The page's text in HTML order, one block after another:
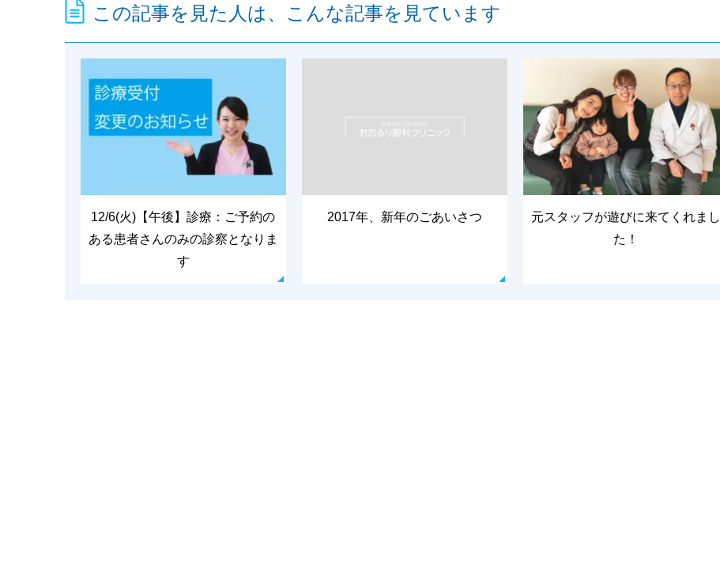
この記事を見た人は、こんな記事を見ています
12/6(火)【午後】診療：ご予約の
ある患者さんのみの診察となりま
す
2017年、新年のごあいさつ
元スタッフが遊びに来てくれまし
た！